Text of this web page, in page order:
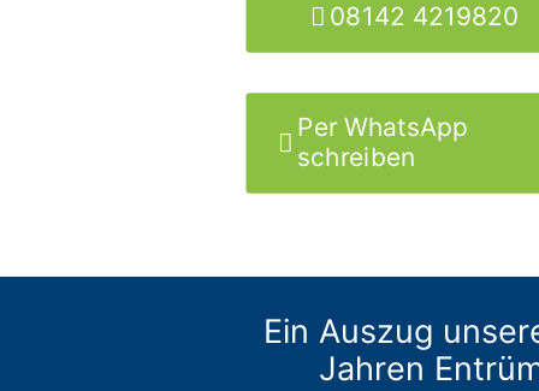
08142 4219820
Per WhatsApp
schreiben
Ein Auszug
Jahren